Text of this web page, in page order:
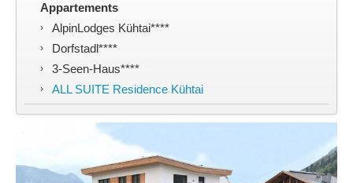
Appartements
AlpinLodges Kühtai****
Dorfstadl****
3-Seen-Haus****
ALL SUITE Residence Kühtai